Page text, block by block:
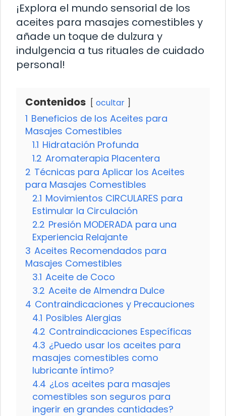
¡Explora el mundo sensorial de los
aceites para masajes comestibles y
añade un toque de dulzura y
indulgencia a tus rituales de cuidado
personal!
Contenidos ocultar
1 Beneficios de los Aceites para
Masajes Comestibles
1.1 Hidratación Profunda
1.2 Aromaterapia Placentera
2 Técnicas para Aplicar los Aceites
para Masajes Comestibles
2.1 Movimientos CIRCULARES para
Estimular la Circulación
2.2 Presión MODERADA para una
Experiencia Relajante
3 Aceites Recomendados para
Masajes Comestibles
3.1 Aceite de Coco
3.2 Aceite de Almendra Dulce
4 Contraindicaciones y Precauciones
4.1 Posibles Alergias
4.2 Contraindicaciones Específicas
4.3 ¿Puedo usar los aceites para
masajes comestibles como
lubricante íntimo?
4.4 ¿Los aceites para masajes
comestibles son seguros para
ingerir en grandes cantidades?